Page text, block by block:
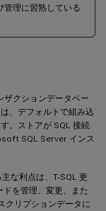
管理に習熟している
ザクションデータベー
、デフォルトで組み込
。ストアが SQL 接続
SQL Server インス
な利点は、T-SQL 更
を管理、変更、また
クリプションデータに